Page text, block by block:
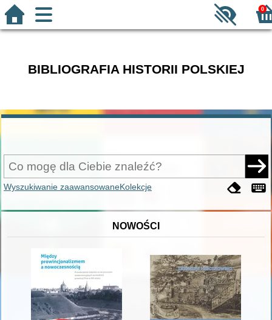
0
BIBLIOGRAFIA HISTORII POLSKIEJ
Wyszukiwanie zaawansowaneKolekcje
NOWOŚCI